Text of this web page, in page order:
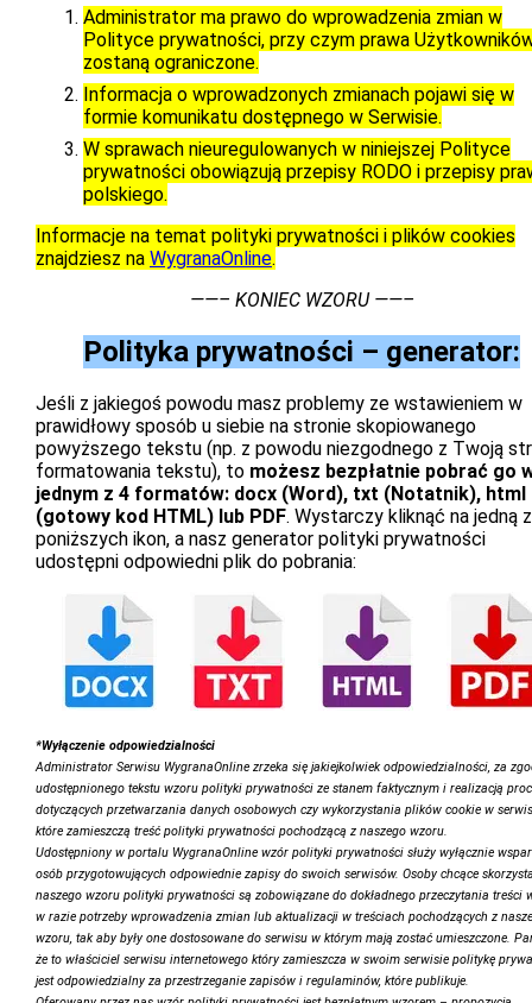
Administrator ma prawo do wprowadzenia zmian w
Polityce prywatności, przy czym prawa
zostaną ograniczone.
Informacja o wprowadzonych zmianach pojawi się w
formie komunikatu dostępnego w Serwisie.
W sprawach nieuregulowanych w niniejszej Polityce
prywatności obowiązują przepisy RODO i przepisy
polskiego.
Informacje na temat polityki prywatności i plików cookies
znajdziesz na WygranaOnline.
——– KONIEC WZORU ——–
Polityka prywatności – generator:
Jeśli z jakiegoś powodu masz problemy ze wstawieniem w
prawidłowy sposób u siebie na stronie skopiowanego
powyższego tekstu (np. z powodu niezgodnego z Twoją
formatowania tekstu), to możesz bezpłatnie pobrać go
jednym z 4 formatów: docx (Word), txt (Notatnik), html
(gotowy kod HTML) lub PDF. Wystarczy kliknąć na jedną z
poniższych ikon, a nasz generator polityki prywatności
udostępni odpowiedni plik do pobrania:
*Wyłączenie odpowiedzialności
Administrator Serwisu WygranaOnline zrzeka się jakiejkolwiek odpowiedzialności, za
udostępnionego tekstu wzoru polityki prywatności ze stanem faktycznym i realizacją
dotyczących przetwarzania danych osobowych czy wykorzystania plików cookie w
które zamieszczą treść polityki prywatności pochodzącą z naszego wzoru.
Udostępniony w portalu WygranaOnline wzór polityki prywatności służy wyłącznie
osób przygotowujących odpowiednie zapisy do swoich serwisów. Osoby chcące
naszego wzoru polityki prywatności są zobowiązane do dokładnego przeczytania treści
w razie potrzeby wprowadzenia zmian lub aktualizacji w treściach pochodzących z
wzoru, tak aby były one dostosowane do serwisu w którym mają zostać umieszczone.
że to właściciel serwisu internetowego który zamieszcza w swoim serwisie politykę
jest odpowiedzialny za przestrzeganie zapisów i regulaminów, które publikuje.